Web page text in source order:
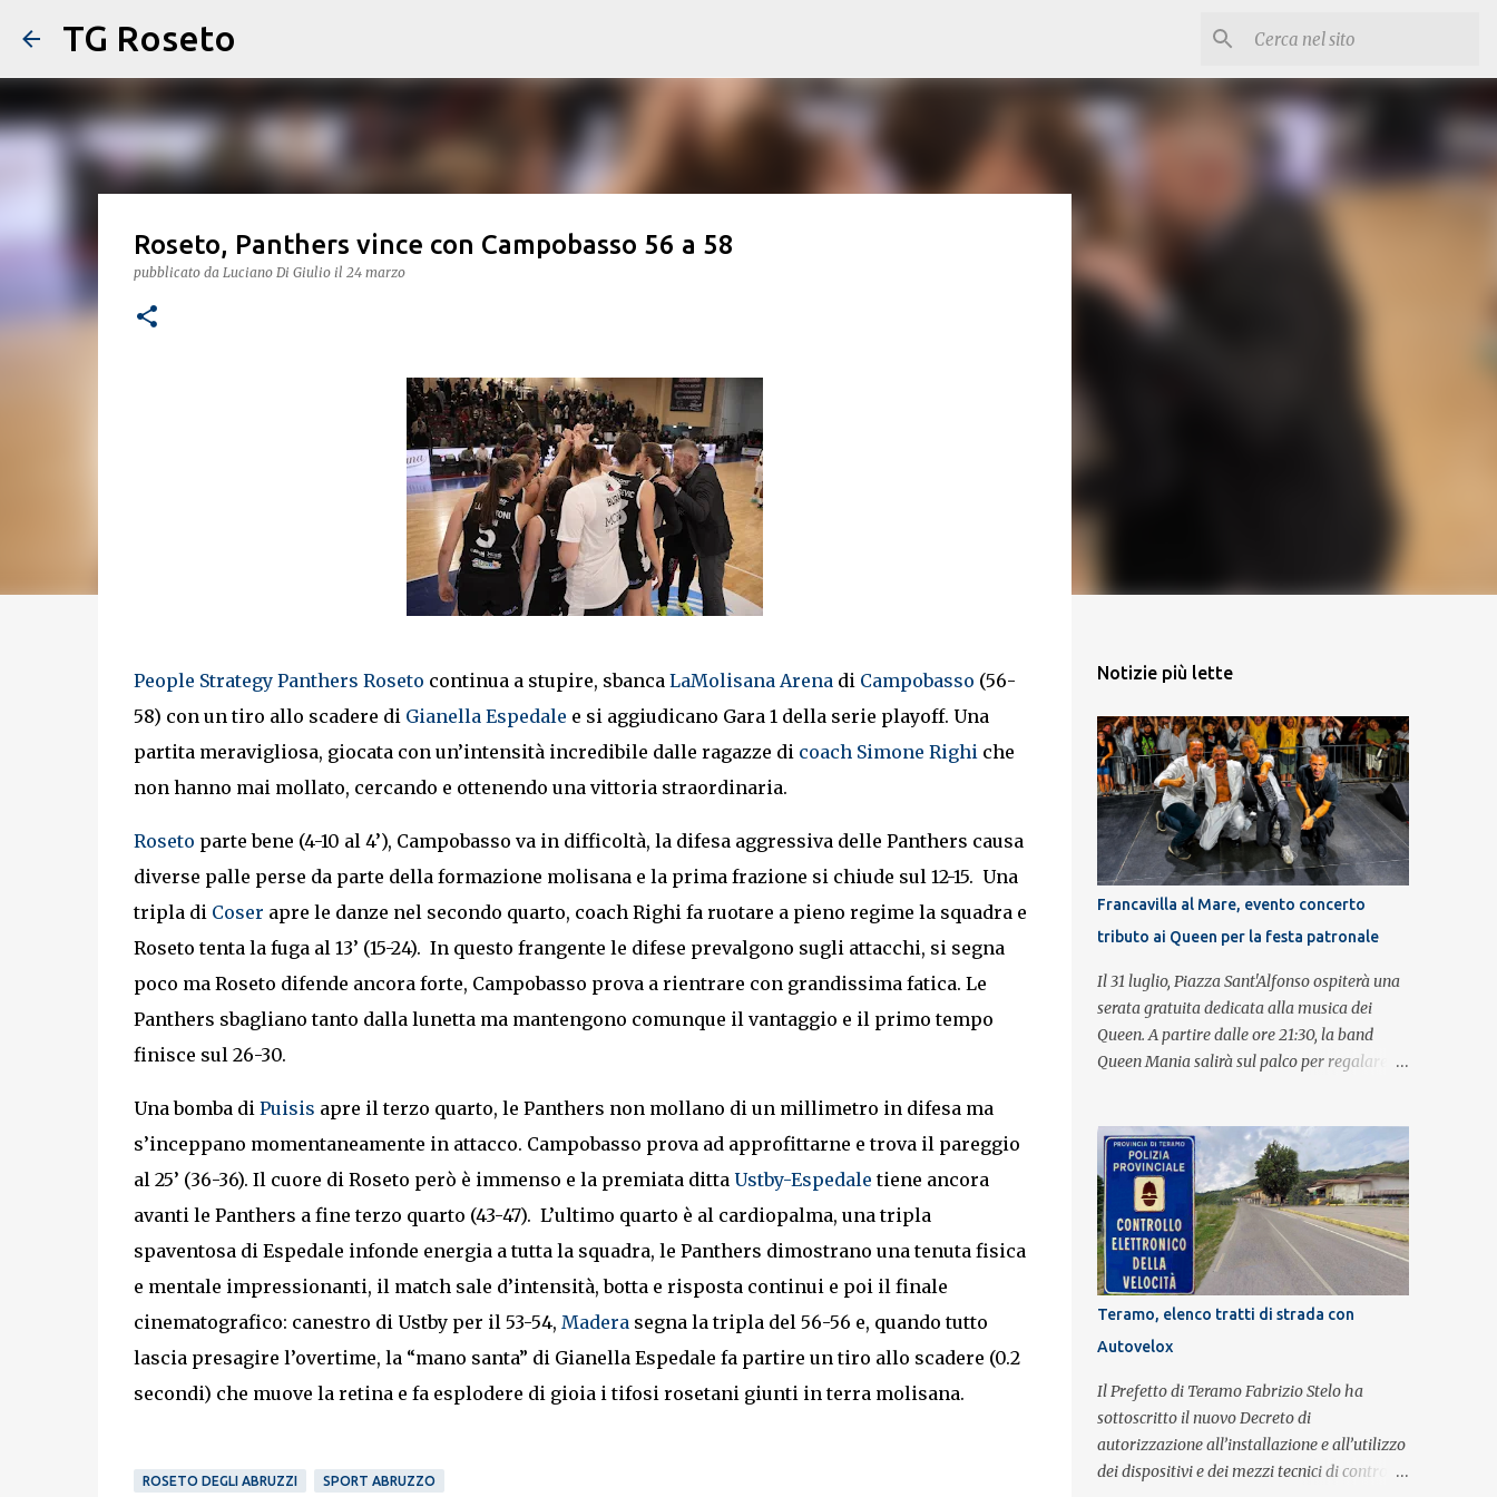
TG Roseto
Roseto, Panthers vince con Campobasso 56 a 58
pubblicato da Luciano Di Giulio il 24 marzo
People Strategy Panthers Roseto continua a stupire, sbanca LaMolisana Arenadi Campobasso (56-
58) con un tiro allo scadere di Gianella Espedale e si aggiudicano Gara 1 della serie playoff. Una
partita meravigliosa, giocata con un’intensità incredibile dalle ragazze di coach Simone Righiche
non hanno mai mollato, cercando e ottenendo una vittoria straordinaria.
Roseto parte bene (4-10 al 4’), Campobasso va in difficoltà, la difesa aggressiva delle Panthers causa
diverse palle perse da parte della formazione molisana e la prima frazione si chiude sul 12-15. Una
tripla di Coser apre le danze nel secondo quarto, coach Righi fa ruotare a pieno regime la squadra e
Roseto tenta la fuga al 13’ (15-24). In questo frangente le difese prevalgono sugli attacchi, si segna
poco ma Roseto difende ancora forte, Campobasso prova a rientrare con grandissima fatica. Le
Panthers sbagliano tanto dalla lunetta ma mantengono comunque il vantaggio e il primo tempo
finisce sul 26-30.
Una bomba di Puisis apre il terzo quarto, le Panthers non mollano di un millimetro in difesa ma
s’inceppano momentaneamente in attacco. Campobasso prova ad approfittarne e trova il pareggio
al 25’ (36-36). Il cuore di Roseto però è immenso e la premiata ditta Ustby-Espedale tiene ancora
avanti le Panthers a fine terzo quarto (43-47). L’ultimo quarto è al cardiopalma, una tripla
spaventosa di Espedale infonde energia a tutta la squadra, le Panthers dimostrano una tenuta fisica
e mentale impressionanti, il match sale d’intensità, botta e risposta continui e poi il finale
cinematografico: canestro di Ustby per il 53-54, Maderasegna la tripla del 56-56 e, quando tutto
lascia presagire l’overtime, la “mano santa” di Gianella Espedale fa partire un tiro allo scadere (0.2
secondi) che muove la retina e fa esplodere di gioia i tifosi rosetani giunti in terra molisana.
ROSETO DEGLI ABRUZZI SPORT ABRUZZO
Notizie più lette
Francavilla al Mare, evento concerto
tributo ai Queen per la festa patronale
Il 31 luglio, Piazza Sant'Alfonso ospiterà una
serata gratuita dedicata alla musica dei
Queen. A partire dalle ore 21:30, la band
Queen Mania salirà sul palco per regalare al
britannica. Nati nel 2007 e riconosciuti come
l'omaggio definitivo alla leggenda dei
Queen, i componenti della band portano
avanti con grande successo la passione e
l'energia del celebre gruppo. Lo spettacolo si
inserisce nell'ambito dei festeggiamenti in
onore di Sant'Alfonso, il santo patrono della
città. La formazione sul palco è composta da
Simone Fortuna alla batteria e voce, Fabrizio
Palermo al basso e voce, Tiziano Giampieri
alla chitarra e voce, e Salvo Vinci alla voce.
Salvo Vinci è la voce scelta direttamente da
Brian May e Roger Taylor per il musical We
Teramo, elenco tratti di strada con
Autovelox
Il Prefetto di Teramo Fabrizio Stelo ha
sottoscritto il nuovo Decreto di
autorizzazione all’installazione e all’utilizzo
dei dispositivi e dei mezzi tecnici di controllo